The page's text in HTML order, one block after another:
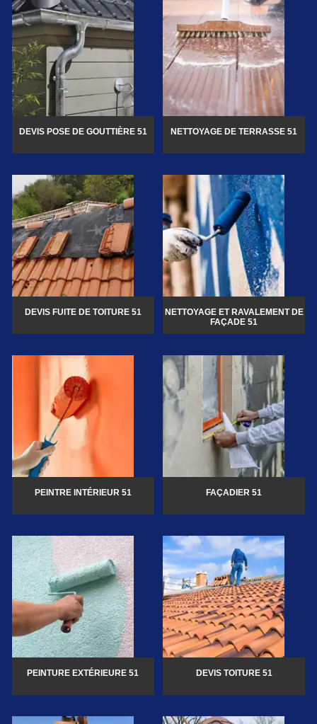
DEVIS POSE DE GOUTTIÈRE 51 NETTOYAGE DE TERRASSE 51
DEVIS FUITE DE TOITURE 51
NETTOYAGE ET RAVALEMENT DE
FAÇADE 51
PEINTRE INTÉRIEUR 51 FAÇADIER 51
PEINTURE EXTÉRIEURE 51 DEVIS TOITURE 51